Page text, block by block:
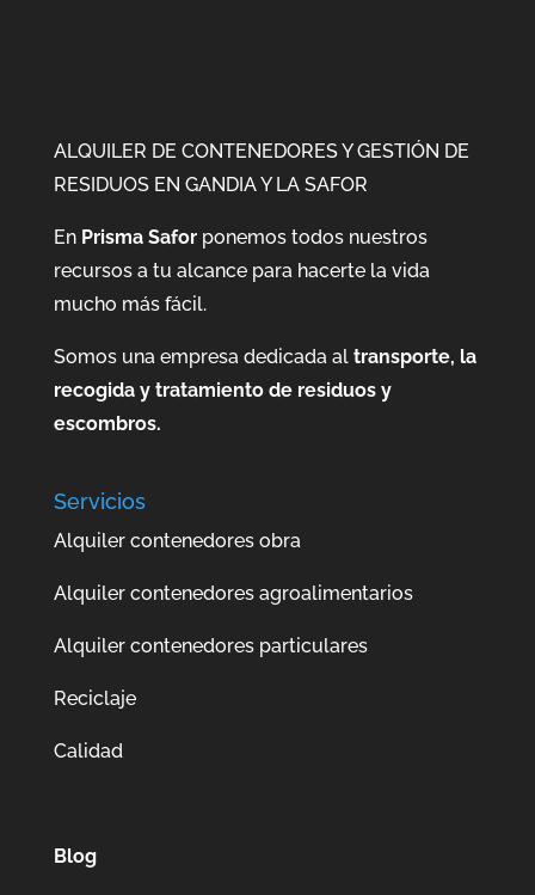
ALQUILER DE CONTENEDORES Y GESTIÓN DE
RESIDUOS EN GANDIA Y LA SAFOR
En Prisma Saforponemos todos nuestros
recursos a tu alcance para hacerte la vida
mucho más fácil.
Somos una empresa dedicada al transporte, la
recogida y tratamiento de residuos y
escombros.
Servicios
Alquiler contenedores obra
Alquiler contenedores agroalimentarios
Alquiler contenedores particulares
Reciclaje
Calidad
Blog